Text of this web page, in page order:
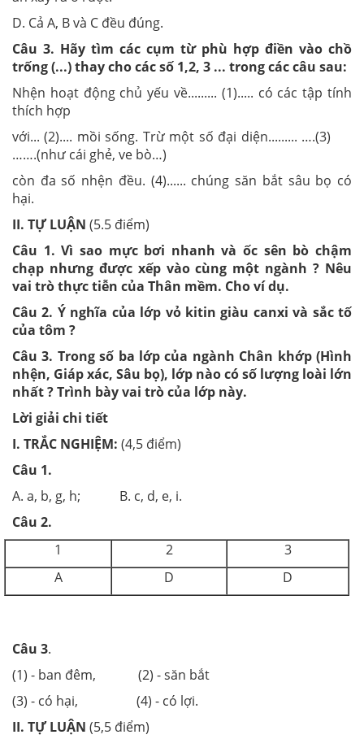
D. Cả A, B và C đều đúng.
Câu 3. Hãy tìm các cụm từ phù hợp điền vào chồ
trống (...) thay cho các số 1,2, 3 ... trong các câu sau:
Nhện hoạt động chủ yếu về......... (1)..... có các tập tính
thích hợp
với... (2).... mồi sống. Trừ một số đại diện......... ….(3)
…….(như cái ghẻ, ve bò…)
còn đa số nhện đều. (4)...... chúng săn bắt sâu bọ có
hại.
II. TỰLUẬN (5.5 điểm)
Câu 1. Vì sao mực bơi nhanh và ốc sên bò chậm
chạp nhưng được xếp vào cùng một ngành ? Nêu
vai trò thực tiễn của Thân mềm. Cho ví dụ.
Câu 2. Ý nghĩa của lớp vỏ kitin giàu canxi và sắc tố
của tôm ?
Câu 3. Trong số ba lớp của ngành Chân khớp (Hình
nhện, Giáp xác, Sâu bọ), lớp nào có số lượng loài lớn
nhất ? Trình bày vai trò của lớp này.
Lời giải chi tiết
I. TRẮC NGHIỆM: (4,5 điểm)
Câu 1.
A. a, b, g, h; B. c, d, e, i.
Câu 2.
1
2
3
A
D D
Câu 3.
(1) - ban đêm, (2) - săn bắt
(3) - có hại, (4) - có lợi.
II. TỰ LUẬN (5,5 điểm)